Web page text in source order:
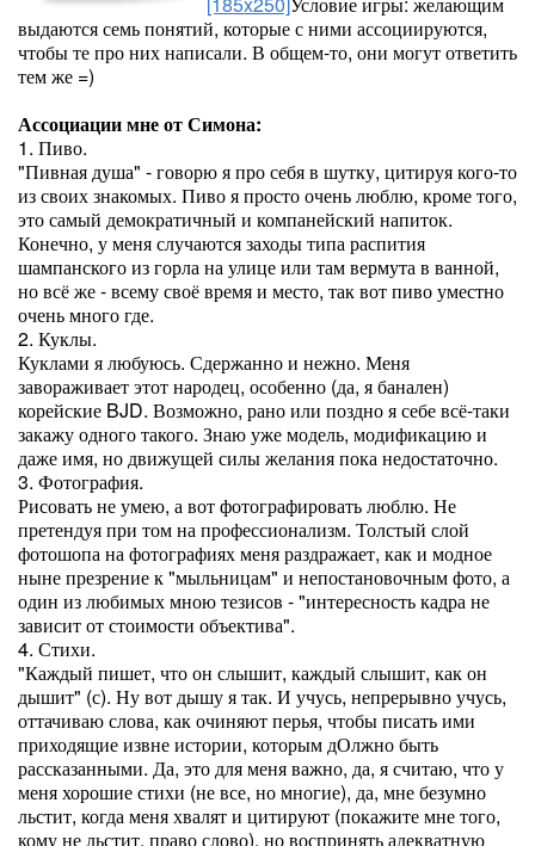
выдаются семь понятий, которые с ними ассоциируются,
чтобы те про них написали. В общем-то, они могут ответить
тем же =)
Ассоциации мне от Симона:
1. Пиво.
"Пивная душа" - говорю я про себя в шутку, цитируя кого-то
из своих знакомых. Пиво я просто очень люблю, кроме того,
это самый демократичный и компанейский напиток.
Конечно, у меня случаются заходы типа распития
шампанского из горла на улице или там вермута в ванной,
но всё же - всему своё время и место, так вот пиво уместно
очень много где.
2. Куклы.
Куклами я любуюсь. Сдержанно и нежно. Меня
завораживает этот народец, особенно (да, я банален)
корейские BJD. Возможно, рано или поздно я себе всё-таки
закажу одного такого. Знаю уже модель, модификацию и
даже имя, но движущей силы желания пока недостаточно.
3. Фотография.
Рисовать не умею, а вот фотографировать люблю. Не
претендуя при том на профессионализм. Толстый слой
фотошопа на фотографиях меня раздражает, как и модное
ныне презрение к "мыльницам" и непостановочным фото, а
один из любимых мною тезисов - "интересность кадра не
зависит от стоимости объектива".
4. Стихи.
"Каждый пишет, что он слышит, каждый слышит, как он
дышит" (с). Ну вот дышу я так. И учусь, непрерывно учусь,
оттачиваю слова, как очиняют перья, чтобы писать ими
приходящие извне истории, которым дОлжно быть
рассказанными. Да, это для меня важно, да, я считаю, что у
меня хорошие стихи (не все, но многие), да, мне безумно
льстит, когда меня хвалят и цитируют (покажите мне того,
кому не льстит, право слово), но воспринять адекватную